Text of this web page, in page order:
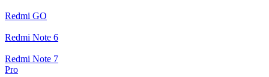
Redmi GO
Redmi Note 6
Redmi Note 7
Pro